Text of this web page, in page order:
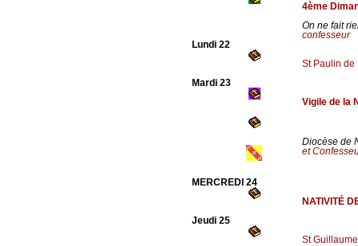
4ème
On ne fait
confesseur
Lundi 22
St Paulin de
Mardi 23
Vigile de la
Diocèse de
et
MERCREDI 24
NATIVITÉ
Jeudi 25
St